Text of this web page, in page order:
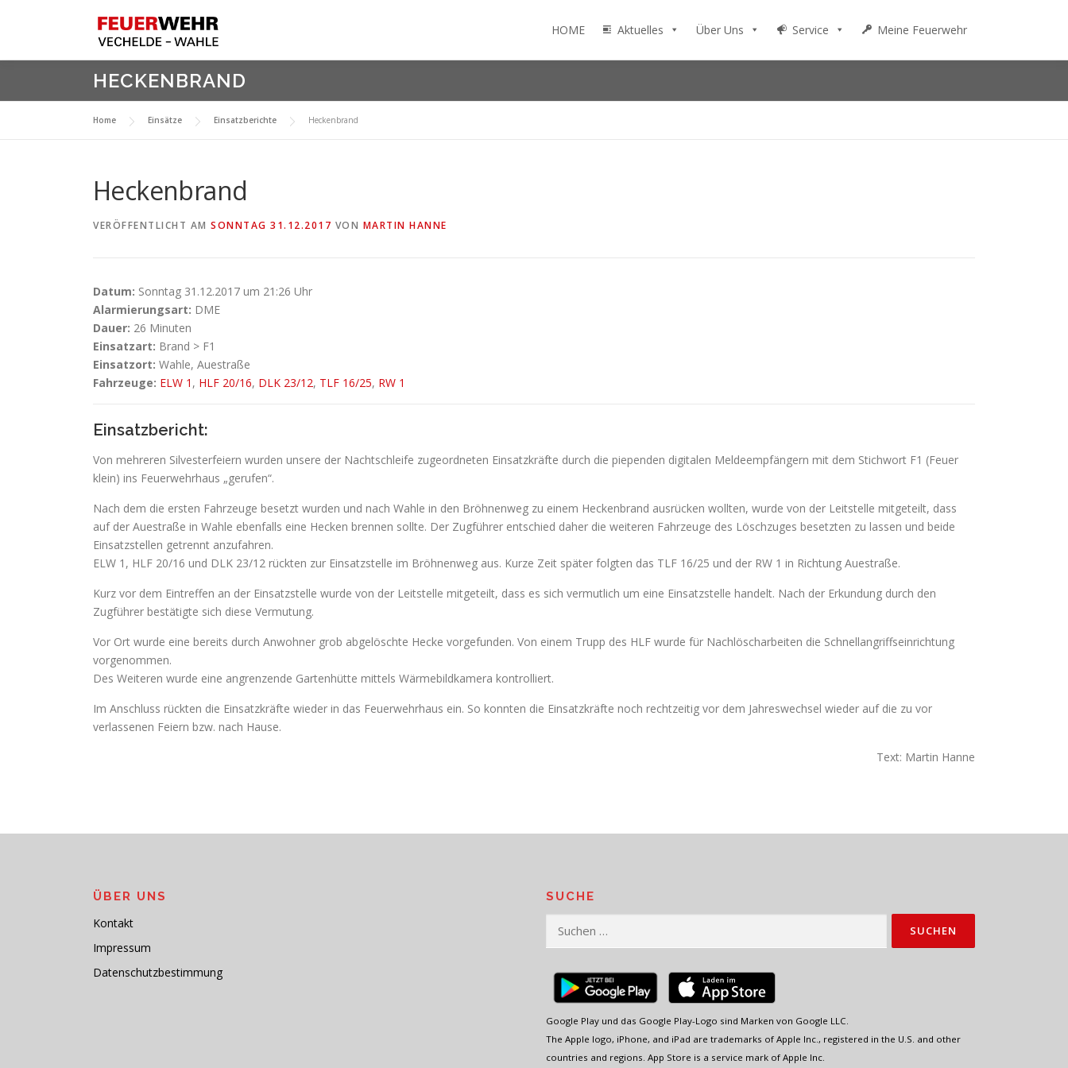
HOME Aktuelles Über Uns Service Meine Feuerwehr
HECKENBRAND
Home Einsätze Einsatzberichte Heckenbrand
Heckenbrand
VERÖFFENTLICHT AM SONNTAG 31.12.2017 VON MARTIN HANNE
Datum: Sonntag 31.12.2017 um 21:26 Uhr
Alarmierungsart: DME
Dauer: 26 Minuten
Einsatzart: Brand > F1
Einsatzort: Wahle, Auestraße
Fahrzeuge: ELW 1 , HLF 20/16, DLK 23/12, TLF 16/25, RW 1
Einsatzbericht:
Von mehreren Silvesterfeiern wurden unsere der Nachtschleife zugeordneten Einsatzkräfte durch die piependen digitalen Meldeempfängern mit dem Stichwort F1 (Feuer
klein) ins Feuerwehrhaus „gerufen“.
Nach dem die ersten Fahrzeuge besetzt wurden und nach Wahle in den Bröhnenweg zu einem Heckenbrand ausrücken wollten, wurde von der Leitstelle mitgeteilt, dass
auf der Auestraße in Wahle ebenfalls eine Hecken brennen sollte. Der Zugführer entschied daher die weiteren Fahrzeuge des Löschzuges besetzten zu lassen und beide
Einsatzstellen getrennt anzufahren.
ELW 1, HLF 20/16 und DLK 23/12 rückten zur Einsatzstelle im Bröhnenweg aus. Kurze Zeit später folgten das TLF 16/25 und der RW 1 in Richtung Auestraße.
Kurz vor dem Eintreffen an der Einsatzstelle wurde von der Leitstelle mitgeteilt, dass es sich vermutlich um eine Einsatzstelle handelt. Nach der Erkundung durch den
Zugführer bestätigte sich diese Vermutung.
Vor Ort wurde eine bereits durch Anwohner grob abgelöschte Hecke vorgefunden. Von einem Trupp des HLF wurde für Nachlöscharbeiten die Schnellangriffseinrichtung
vorgenommen.
Des Weiteren wurde eine angrenzende Gartenhütte mittels Wärmebildkamera kontrolliert.
Im Anschluss rückten die Einsatzkräfte wieder in das Feuerwehrhaus ein. So konnten die Einsatzkräfte noch rechtzeitig vor dem Jahreswechsel wieder auf die zu vor
verlassenen Feiern bzw. nach Hause.
Text: Martin Hanne
ÜBER UNS
Kontakt
Impressum
Datenschutzbestimmung
SUCHE
nach:
Google Play und das Google Play-Logo sind Marken von Google LLC.
The Apple logo, iPhone, and iPad are trademarks of Apple Inc., registered in the U.S. and other
countries and regions. App Store is a service mark of Apple Inc.